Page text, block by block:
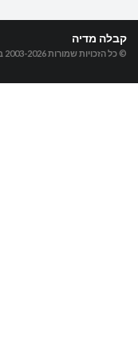
קבלה מדיה
© כל הזכויות שמורות 2003-2026